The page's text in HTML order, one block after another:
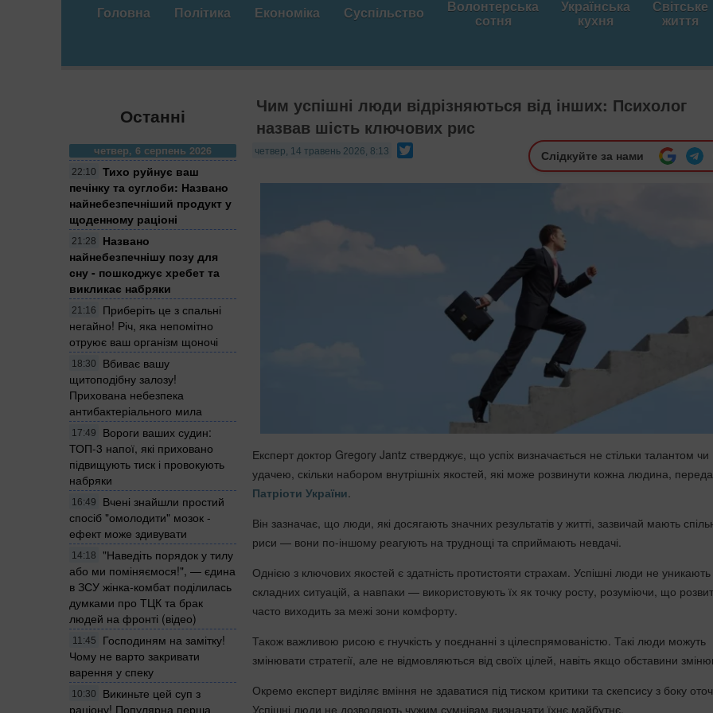
Головна Політика Економіка Суспільство Волонтерська
сотня
Українська
кухня
Світське
життя
Останні
четвер, 6 серпень 2026
22:10
Тихо руйнує ваш
печінку та суглоби: Названо
найнебезпечніший продукт у
щоденному раціоні
21:28
Названо
найнебезпечнішу позу для
сну - пошкоджує хребет та
викликає набряки
21:16
Приберіть це з спальні
негайно! Річ, яка непомітно
отруює ваш організм щоночі
18:30
Вбиває вашу
щитоподібну залозу!
Прихована небезпека
антибактеріального мила
17:49
Вороги ваших судин:
ТОП-3 напої, які приховано
підвищують тиск і провокують
набряки
16:49
Вчені знайшли простий
спосіб "омолодити" мозок -
ефект може здивувати
14:18
"Наведіть порядок у тилу
або ми поміняємося!", — єдина
в ЗСУ жінка-комбат поділилась
думками про ТЦК та брак
людей на фронті (відео)
11:45
Господиням на замітку!
Чому не варто закривати
варення у спеку
10:30
Викиньте цей суп з
раціону! Популярна перша
Чим успішні люди відрізняються від інших: Психолог
назвав шість ключових рис
четвер, 14 травень 2026, 8:13 Слідкуйте за нами
Експерт доктор Gregory Jantz стверджує, що успіх визначається не стільки талантом чи
удачею, скільки набором внутрішніх якостей, які може розвинути кожна людина,
Патріоти України.
Він зазначає, що люди, які досягають значних результатів у житті, зазвичай мають
риси — вони по-іншому реагують на труднощі та сприймають невдачі.
Однією з ключових якостей є здатність протистояти страхам. Успішні люди не уникають
складних ситуацій, а навпаки — використовують їх як точку росту, розуміючи, що
часто виходить за межі зони комфорту.
Також важливою рисою є гнучкість у поєднанні з цілеспрямованістю. Такі люди можуть
змінювати стратегії, але не відмовляються від своїх цілей, навіть якщо обставини
Окремо експерт виділяє вміння не здаватися під тиском критики та скепсису з боку
Успішні люди не дозволяють чужим сумнівам визначати їхнє майбутнє.